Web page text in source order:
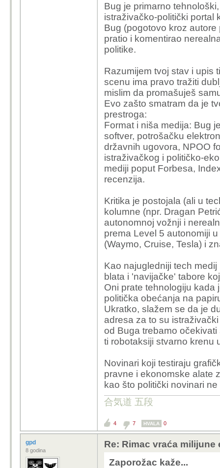
samo prenose i samo
već ohoho godina,
ovaj, onaj, rasprodaju
onakvi, naravno sve
Komentari su ovdje
Matan urgirao kod
su i na određeno
BUG "samo
Logično da ako ti
150 auta na neviđeno
uspio nekakvi
predstaviti javnosti 7-
značajnih prodajnih
netko reći da prodaje
Na stranu to, vratimo
kritike/stvarne analize
samo u zemlji, rekao
bavi tehnologijom,
bih da za jednu takvu
Mislim, možda mi je
za financiranje putem
koje vremenske
trenutno u svijetu i
Pa svakome tko zna
3 pojma i koliko toliko
pričamo u ugovoru za
ekosustava urbane
RAZINE, kasnije
sustavi u vozilima
spadaju u TREĆU
nego je Matan otvorio
jedva spada u
otvorena par dana
studoša, napraviti
ostatkom Njemačke
masovnim
miljardama kilometara
Bug je primarno
istraživačko-politički portal
Bug (pogotovo kroz
pratio i komentirao
politike.
Razumijem tvoj stav i upis
scenu ima pravo tražiti
mislim da promašuješ
Evo zašto smatram da je
prestroga:
Format i niša medija: Bug
softver, potrošačku
državnih ugovora, NPOO
istraživačkog i političko-
mediji poput Forbesa,
recenzija.
Kritika je postojala (ali u
kolumne (npr. Dragan
autonomnoj vožnji i
prema Level 5 autonomiji
(Waymo, Cruise, Tesla) i
Kao najugledniji tech
blata i 'navijačke' tabore
Oni prate tehnologiju kada
politička obećanja na
Ukratko, slažem se da je
adresa za to su
od Buga trebamo
ti robotaksiji stvarno krenu
Novinari koji testiraju
pravne i ekonomske alate
kao što politički novinari
合気道 五段
4 7 HVALA 0
gpd
8 godina
Re: Rimac vraća milijune
Zaporožac kaže...